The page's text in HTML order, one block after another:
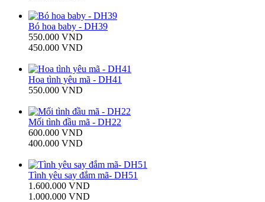
Bó hoa baby - DH39
550.000 VND
450.000 VND
Hoa tình yêu mã - DH41
550.000 VND
Mối tình đầu mã - DH22
600.000 VND
400.000 VND
Tình yêu say đắm mã- DH51
1.600.000 VND
1.000.000 VND